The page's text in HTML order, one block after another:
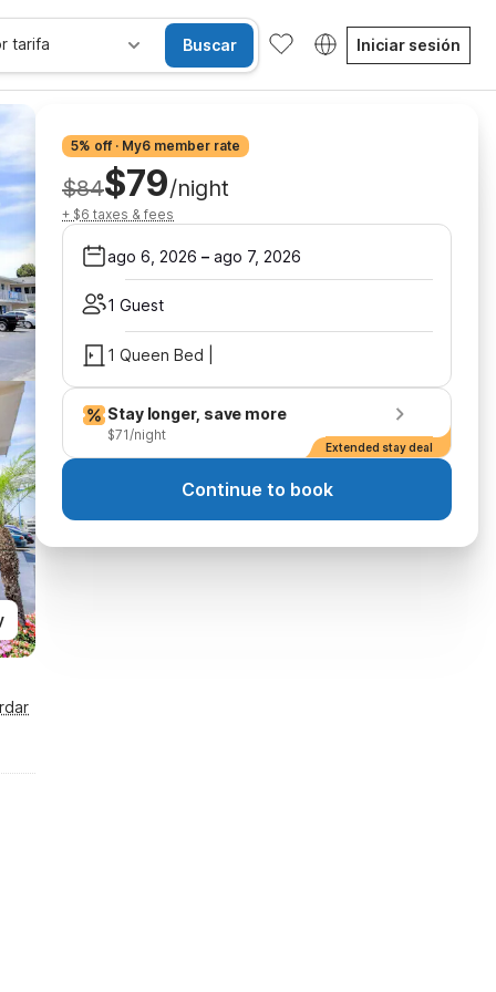
tarifa Buscar Iniciar sesión
5% off · My6 member rate
$84$79/night
+ $6 taxes & fees
ago 6, 2026 – ago 7, 2026
1 Guest
1 Queen Bed |
Stay longer, save more
$71/night
Extended stay deal
Continue to book